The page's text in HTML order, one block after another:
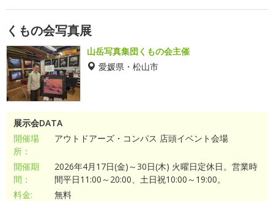
くもの会写真展
山岳写真集団くもの会主催
愛媛県・松山市
展示会DATA
開催場
所：
アウトドアーズ・コンパス 店頭イベント会場
開催期
間：
2026年4月17日(金)～30日(木) 火曜日定休日。営業時
間平日11:00～20:00、土日祝10:00～19:00。
料金:
無料